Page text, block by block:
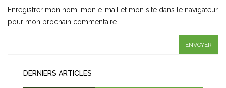
Enregistrer mon nom, mon e-mail et mon site dans le navigateur
pour mon prochain commentaire.
DERNIERS ARTICLES